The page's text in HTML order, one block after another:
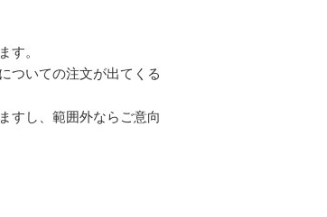
す。
ついての注文が出てくる
すし、範囲外ならご意向